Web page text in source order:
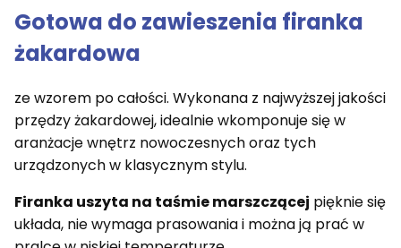
Gotowa do zawieszenia firanka
żakardowa
ze wzorem po całości. Wykonana z najwyższej jakości
przędzy żakardowej, idealnie wkomponuje się w
aranżacje wnętrz nowoczesnych oraz tych
urządzonych w klasycznym stylu.
Firanka uszyta na taśmie marszczącej pięknie się
układa, nie wymaga prasowania i można ją prać w